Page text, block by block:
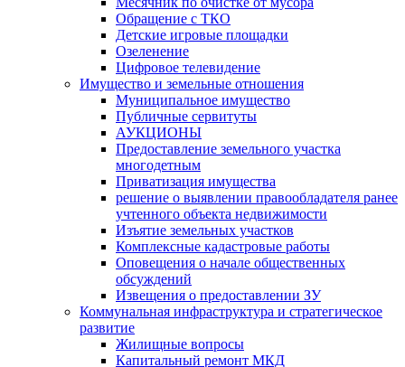
Обращение с ТКО
Детские игровые площадки
Озеленение
Цифровое телевидение
Имущество и земельные отношения
Муниципальное имущество
Публичные сервитуты
АУКЦИОНЫ
Предоставление земельного участка
многодетным
Приватизация имущества
решение о выявлении правообладателя ранее
учтенного объекта недвижимости
Изъятие земельных участков
Комплексные кадастровые работы
Оповещения о начале общественных
обсуждений
Извещения о предоставлении ЗУ
Коммунальная инфраструктура и стратегическое
развитие
Жилищные вопросы
Капитальный ремонт МКД